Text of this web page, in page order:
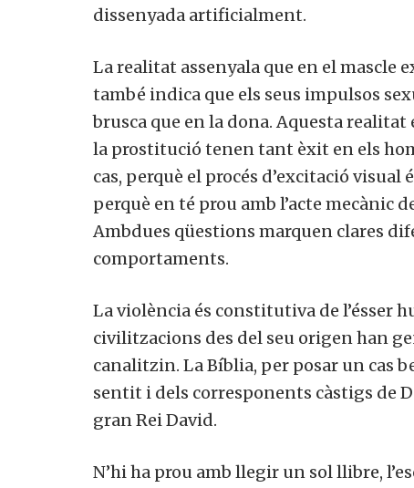
dissenyada artificialment.
La realitat assenyala que en el mascle
també indica que els seus impulsos
brusca que en la dona. Aquesta
la prostitució tenen tant èxit en els
cas, perquè el procés d’excitació
perquè en té prou amb l’acte mecànic
Ambdues qüestions marquen clares
comportaments.
La violència és constitutiva de l’ésser
civilitzacions des del seu origen han
canalitzin. La Bíblia, per posar un cas
sentit i dels corresponents càstigs de
gran Rei David.
N’hi ha prou amb llegir un sol llibre,